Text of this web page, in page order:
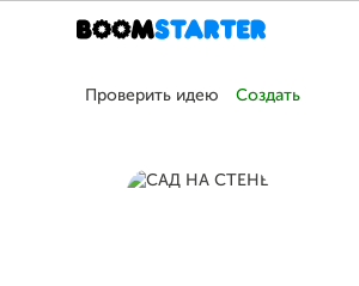
Проверить идею Создать